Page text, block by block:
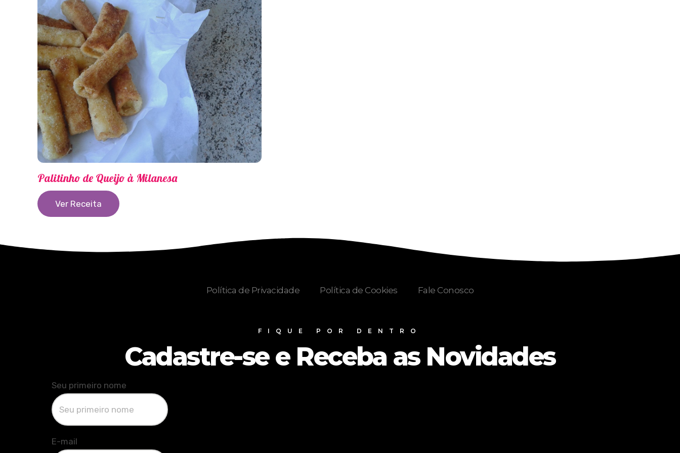
Palitinho de Queijo à Milanesa
Ver Receita
Política de Privacidade Política de Cookies Fale Conosco
FIQUE POR DENTRO
Cadastre-se e Receba as Novidades
Seu primeiro nome
E-mail